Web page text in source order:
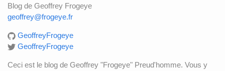
Blog de Geoffrey Frogeye
geoffrey@frogeye.fr
GeoffreyFrogeye
GeoffreyFrogeye
Ceci est le blog de Geoffrey "Frogeye" Preud'homme. Vous y